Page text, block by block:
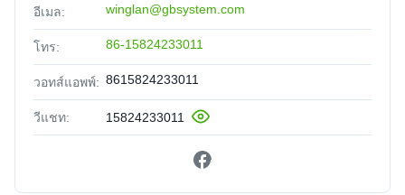
อีเมล: winglan@gbsystem.com
โทร: 86-15824233011
วอทส์แอพพ์: 8615824233011
วีแชท: 15824233011